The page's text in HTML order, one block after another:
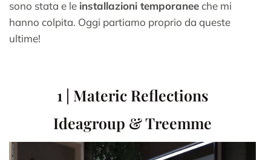
sono stata e le installazioni temporaneeche mi
hanno colpita. Oggi partiamo proprio da queste
ultime!
1 | Materic Reflections
Ideagroup & Treemme